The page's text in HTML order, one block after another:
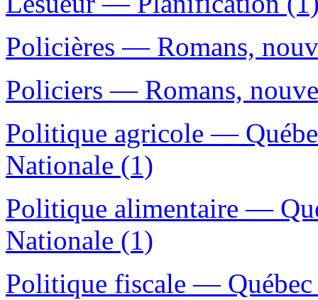
Policières — Romans,
Policiers — Romans,
Politique agricole —
Nationale (1)
Politique alimentaire —
Nationale (1)
Politique fiscale —